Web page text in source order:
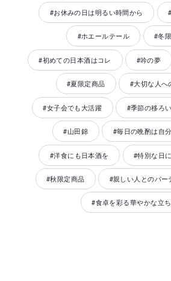
#お休みの日は明るい時間から
#ホエールテール #冬
#初めての日本酒はコレ #吟の夢
#夏限定商品 #大切な人へ
#女子会でも大活躍 #季節の移ろ
#山田錦 #毎日の晩酌は自
#洋食にも日本酒を #特別な日
#秋限定商品 #親しい人とのパー
#食卓を彩る華やかな立